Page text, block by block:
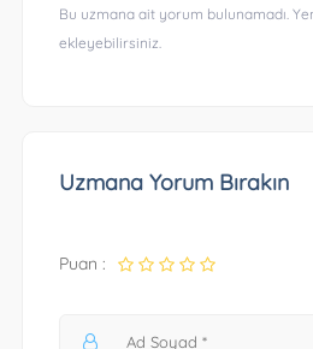
Bu uzmana ait yorum bulunamadı.
ekleyebilirsiniz.
Uzmana Yorum Bırakın
Puan :